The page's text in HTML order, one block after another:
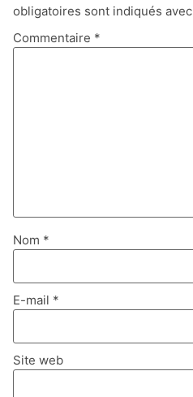
obligatoires sont indiqués avec
Commentaire *
Nom *
E-mail *
Site web